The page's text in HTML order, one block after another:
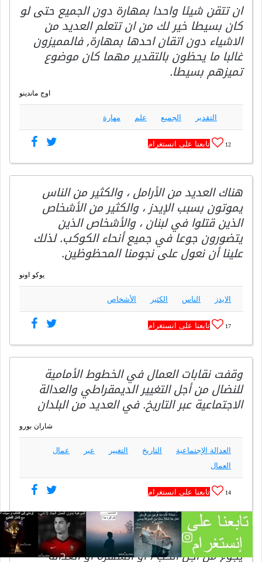
ان تتقن شيئا واحدا بمهارة دون الجميع حتى لو
كان بسيطا خير لك من ان تتعلم العديد من
الاشياء دون اتقان احدها بمهارة, فالمميزون
غالبا ما يحظون بالتقدير مهما كان موضوع
تميزهم بسيطا.
اوج ماندينو
التقدير الجميع علم مهارة
12 تابعنا على انستغرام
هناك العديد من الأرامل ، والكثير من الناس
يموتون بسبب الإيدز ، والكثير من الأشخاص
الذين قتلوا في لبنان ، والأشخاص الذين
يتضورون جوعا في جميع أنحاء الكوكب. لذلك
علينا أن نعول على نجومنا المحظوظين.
يوكو اونو
الايدز الناس الكثير الأشخاص
17 تابعنا على انستغرام
وقفت نقابات العمال في الخطوط الأمامية
للنضال من أجل التغيير الديمقراطي والعدالة
الاجتماعية عبر التاريخ. في العديد من البلدان
شاران بورو
العدالة الإجتماعية التاريخ التغيير عبر
عمال
العمال
14 تابعنا على انستغرام
هناك العديد من الطرق للجوع. يمكن للمرء أن
يجوع من أجل الحب ، أو الشهرة أو العدالة